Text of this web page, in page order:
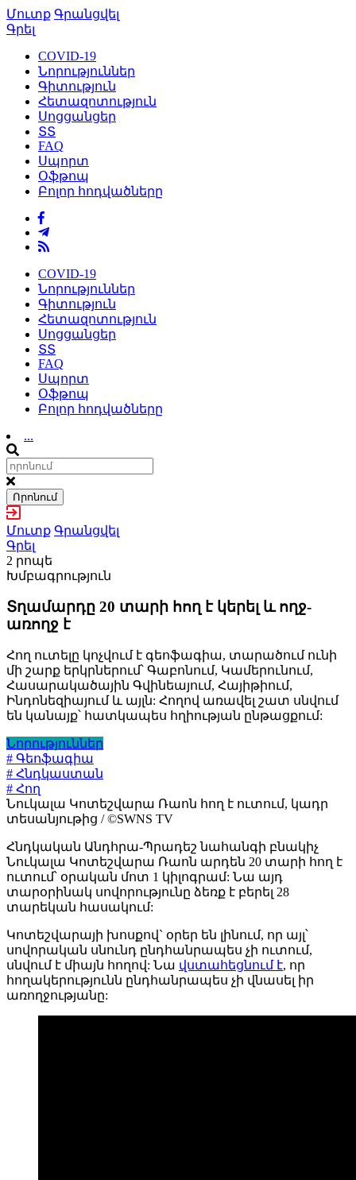
Մուտք Գրանցվել
Գրել
COVID-19
Նորություններ
Գիտություն
Հետազոտություն
Սոցցանցեր
ՏՏ
FAQ
Սպորտ
Օֆթոպ
Բոլոր հոդվածները
COVID-19
Նորություններ
Գիտություն
Հետազոտություն
Սոցցանցեր
ՏՏ
FAQ
Սպորտ
Օֆթոպ
Բոլոր հոդվածները
...
Որոնում
Մուտք Գրանցվել
Գրել
2 րոպե
Խմբագրություն
Տղամարդը 20 տարի հող է կերել և ողջ-
առողջ է
Հող ուտելը կոչվում է գեոֆագիա, տարածում ունի
մի շարք երկրներում՝ Գաբոնում, Կամերունում,
Հասարակածային Գվինեայում, Հայիթիում,
Ինդոնեզիայում և այլն: Հողով առավել շատ սնվում
են կանայք՝ հատկապես հղիության ընթացքում:
Նորություններ
# Գեոֆագիա
# Հնդկաստան
# Հող
Նուկալա Կոտեշվարա Ռաոն հող է ուտում, կադր
տեսանյութից / ©SWNS TV
Հնդկական Անդհրա-Պրադեշ նահանգի բնակիչ
Նուկալա Կոտեշվարա Ռաոն արդեն 20 տարի հող է
ուտում՝ օրական մոտ 1 կիլոգրամ: Նա այդ
տարօրինակ սովորությունը ձեռք է բերել 28
տարեկան հասակում:
Կոտեշվարայի խոսքով` օրեր են լինում, որ այլ՝
սովորական սնունդ ընդհանրապես չի ուտում,
սնվում է միայն հողով: Նա վստահեցնում է, որ
հողակերությունն ընդհանրապես չի վնասել իր
առողջությանը: